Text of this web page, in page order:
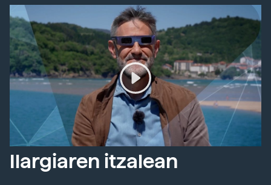
Ilargiaren itzalean